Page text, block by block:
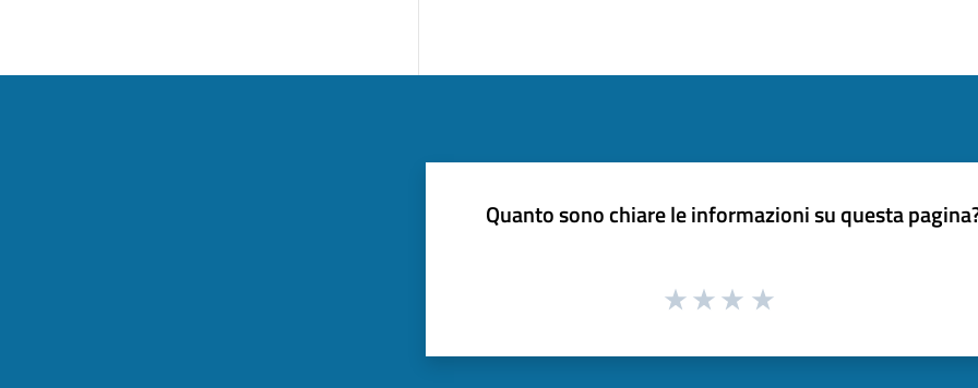
Quanto sono chiare le informazioni su questa